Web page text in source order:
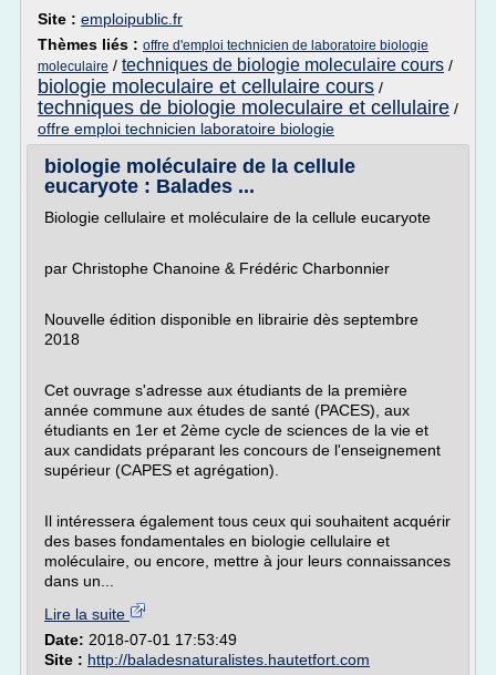
Site : emploipublic.fr
Thèmes liés : offre d'emploi technicien de laboratoire biologie
moleculaire / techniques de biologie moleculaire cours /
biologie moleculaire et cellulaire cours /
techniques de biologie moleculaire et cellulaire /
offre emploi technicien laboratoire biologie
biologie moléculaire de la cellule
eucaryote : Balades ...
Biologie cellulaire et moléculaire de la cellule eucaryote
par Christophe Chanoine & Frédéric Charbonnier
Nouvelle édition disponible en librairie dès septembre
2018
Cet ouvrage s'adresse aux étudiants de la première
année commune aux études de santé (PACES), aux
étudiants en 1er et 2ème cycle de sciences de la vie et
aux candidats préparant les concours de l'enseignement
supérieur (CAPES et agrégation).
Il intéressera également tous ceux qui souhaitent acquérir
des bases fondamentales en biologie cellulaire et
moléculaire, ou encore, mettre à jour leurs connaissances
dans un...
Lire la suite
Date: 2018-07-01 17:53:49
Site : http://baladesnaturalistes.hautetfort.com